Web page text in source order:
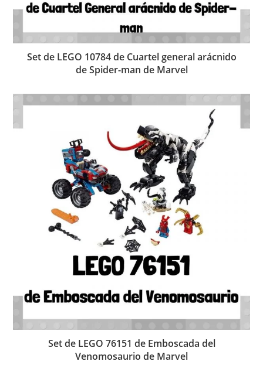
Set de LEGO 10784 de Cuartel general arácnido
de Spider-man de Marvel
Set de LEGO 76151 de Emboscada del
Venomosaurio de Marvel